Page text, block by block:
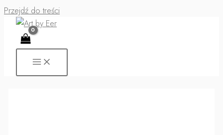
Przejdź do treści